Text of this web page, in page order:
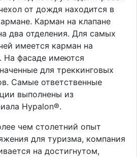
от дождя находится в
Карман на клапане
два отделения. Для самых
имеется карман на
На фасаде имеются
для треккинговых
Самые ответственные
выполнены из
Hypalon®.
чем столетний опыт
для туризма, компания
на достигнутом,